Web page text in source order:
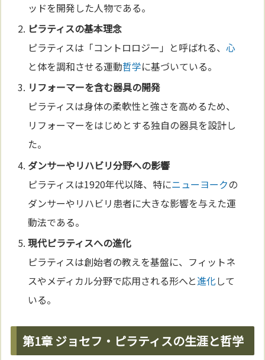
ッドを開発した人物である。
ピラティスの基本理念
ピラティスは「コントロロジー」と呼ばれる、心
と体を調和させる運動哲学に基づいている。
リフォーマーを含む器具の開発
ピラティスは身体の柔軟性と強さを高めるため、
リフォーマーをはじめとする独自の器具を設計し
た。
ダンサーやリハビリ分野への影響
ピラティスは1920年代以降、特にニューヨークの
ダンサーやリハビリ患者に大きな影響を与えた運
動法である。
現代ピラティスへの進化
ピラティスは創始者の教えを基盤に、フィットネ
スやメディカル分野で応用される形へと進化して
いる。
第1章 ジョセフ・ピラティスの生涯と哲学